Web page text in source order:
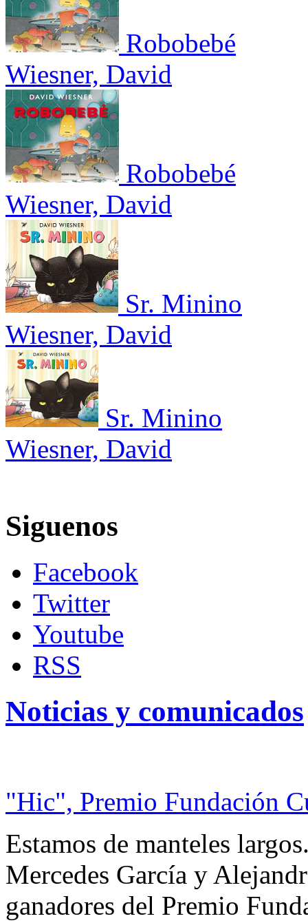
Robobebé
Wiesner, David
Robobebé
Wiesner, David
Sr. Minino
Wiesner, David
Sr. Minino
Wiesner, David
Siguenos
Facebook
Twitter
Youtube
RSS
Noticias y comunicados
"Hic", Premio Fundación
Estamos de manteles
Mercedes García y
ganadores del Premio